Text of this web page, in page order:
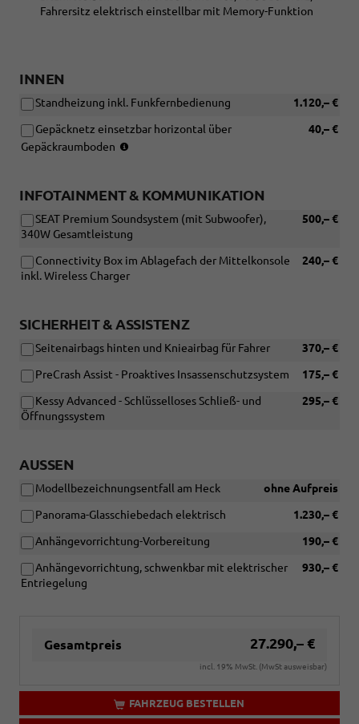
Fahrersitz elektrisch einstellbar mit Memory-Funktion
INNEN
1.120,– €
Standheizung inkl. Funkfernbedienung
40,– €
Gepäcknetz einsetzbar horizontal über
Gepäckraumboden
Motoren)
INFOTAINMENT & KOMMUNIKATION
500,– €
SEAT Premium Soundsystem (mit Subwoofer),
340W Gesamtleistung
240,– €
Connectivity Box im Ablagefach der Mittelkonsole
inkl. Wireless Charger
SICHERHEIT & ASSISTENZ
370,– €
Seitenairbags hinten und Knieairbag für Fahrer
175,– €
PreCrash Assist - Proaktives Insassenschutzsystem
295,– €
Kessy Advanced - Schlüsselloses Schließ- und
Öffnungssystem
AUSSEN
ohne Aufpreis
Modellbezeichnungsentfall am Heck
1.230,– €
Panorama-Glasschiebedach elektrisch
190,– €
Anhängevorrichtung-Vorbereitung
930,– €
Anhängevorrichtung, schwenkbar mit elektrischer
Entriegelung
Gesamtpreis 27.290,– €
incl. 19% MwSt. (MwSt ausweisbar)
FAHRZEUG BESTELLEN